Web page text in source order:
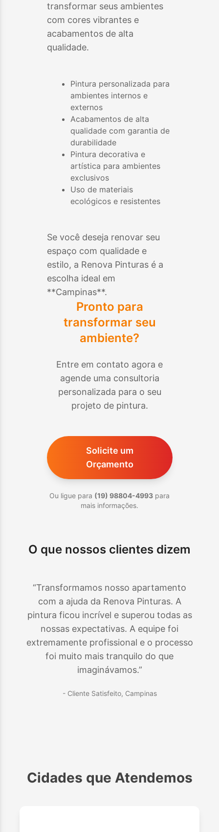
transformar seus ambientes
com cores vibrantes e
acabamentos de alta
qualidade.
Pintura personalizada para
ambientes internos e
externos
Acabamentos de alta
qualidade com garantia de
durabilidade
Pintura decorativa e
artística para ambientes
exclusivos
Uso de materiais
ecológicos e resistentes
Se você deseja renovar seu
espaço com qualidade e
estilo, a Renova Pinturas é a
escolha ideal em
**Campinas**.
Pronto para
transformar seu
ambiente?
Entre em contato agora e
agende uma consultoria
personalizada para o seu
projeto de pintura.
Solicite um
Orçamento
Ou ligue para (19) 98804-4993 para
mais informações.
O que nossos clientes dizem
“Transformamos nosso apartamento
com a ajuda da Renova Pinturas. A
pintura ficou incrível e superou todas as
nossas expectativas. A equipe foi
extremamente profissional e o processo
foi muito mais tranquilo do que
imaginávamos.”
- Cliente Satisfeito, Campinas
Cidades que Atendemos